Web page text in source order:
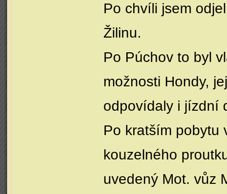
Po chvíli jsem
Žilinu.
Po Púchov to byl
možnosti Hondy,
odpovídaly i jízdní
Po kratším pobytu
kouzelného
uvedený Mot. vůz